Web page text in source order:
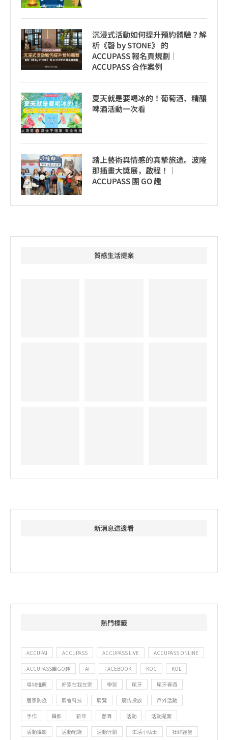
沉浸式活動如何提升預約體驗？解
析《磬 by STONE》 的
ACCUPASS 報名頁規劃｜
ACCUPASS 合作案例
夏天就是要喝冰的！葡萄酒、精釀
啤酒活動一次看
踏上藝術與情感的真摯旅途。波隆
那插畫大獎展，啟程！│
ACCUPASS 團 GO 趣
質感生活提案
新消息這邊看
熱門標籤
ACCUPAI ACCUPASS ACCUPASS LIVE ACCUPASS ONLINE
ACCUPASS團GO趣 AI FACEBOOK KOC KOL
場地推薦 好家在我在家 學習 尾牙 尾牙春酒
居家防疫 展會科技 展覽 廣告投放 戶外活動
手作 攝影 新年 春酒 活動 活動提案
活動攝影 活動紀錄 活動行銷 生活小貼士 社群經營